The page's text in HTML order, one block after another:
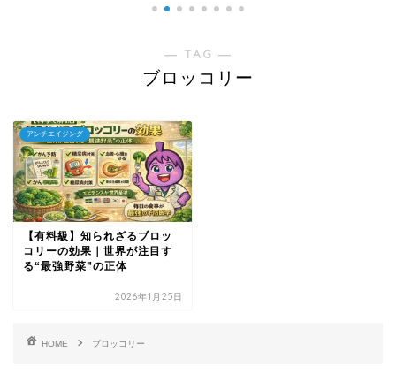
― TAG ―
ブロッコリー
アンチエイジング
【有料級】知られざるブロッ
コリーの効果｜世界が注目す
る“最強野菜”の正体
2026年1月25日
HOME ブロッコリー